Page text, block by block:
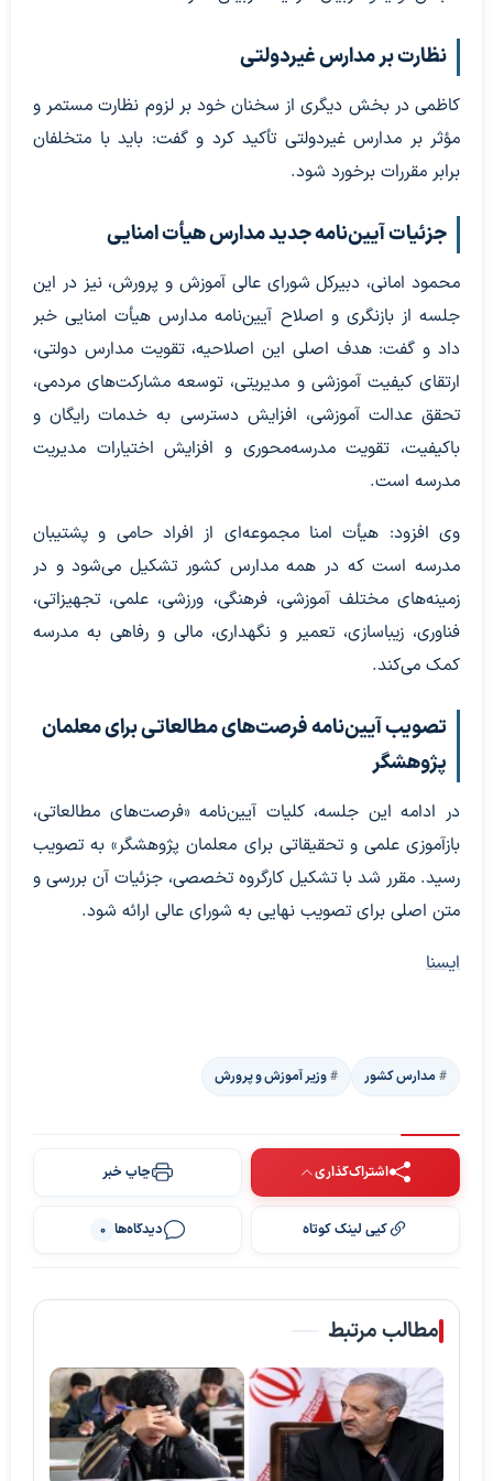
نظارت بر مدارس غیردولتی
کاظمی در بخش دیگری از سخنان خود بر لزوم نظارت مستمر و
مؤثر بر مدارس غیردولتی تأکید کرد و گفت: باید با متخلفان
برابر مقررات برخورد شود.
جزئیات آیین‌نامه جدید مدارس هیأت امنایی
محمود امانی، دبیرکل شورای عالی آموزش و پرورش، نیز در این
جلسه از بازنگری و اصلاح آیین‌نامه مدارس هیأت امنایی خبر
داد و گفت: هدف اصلی این اصلاحیه، تقویت مدارس دولتی،
ارتقای کیفیت آموزشی و مدیریتی، توسعه مشارکت‌های مردمی،
تحقق عدالت آموزشی، افزایش دسترسی به خدمات رایگان و
باکیفیت، تقویت مدرسه‌محوری و افزایش اختیارات مدیریت
مدرسه است.
وی افزود: هیأت امنا مجموعه‌ای از افراد حامی و پشتیبان
مدرسه است که در همه مدارس کشور تشکیل می‌شود و در
زمینه‌های مختلف آموزشی، فرهنگی، ورزشی، علمی، تجهیزاتی،
فناوری، زیباسازی، تعمیر و نگهداری، مالی و رفاهی به مدرسه
کمک می‌کند.
تصویب آیین‌نامه فرصت‌های مطالعاتی برای معلمان
پژوهشگر
در ادامه این جلسه، کلیات آیین‌نامه «فرصت‌های مطالعاتی،
بازآموزی علمی و تحقیقاتی برای معلمان پژوهشگر» به تصویب
رسید. مقرر شد با تشکیل کارگروه تخصصی، جزئیات آن بررسی و
متن اصلی برای تصویب نهایی به شورای عالی ارائه شود.
ایسنا
مدارس کشور وزیر آموزش و پرورش
اشتراک‌گذاری چاپ خبر
کپی لینک کوتاه دیدگاه‌ها 0
مطالب مرتبط